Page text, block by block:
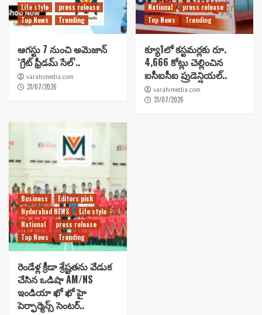
Life style
press release
Top News
Trending
ఆగస్టు 7 నుంచి అమెజాన్
‘గ్రేట్ ఫ్రీడమ్ సేల్’..
varahimedia.com
31/07/2026
National
press release
Top News
Trending
క్యూ1లో కస్టమర్లకు రూ.
4,666 కోట్లు చెల్లించిన
ఐసీఐసీఐ ప్రుడెన్షియల్..
varahimedia.com
31/07/2026
Business
Editors pick
Hyderabad NEWS
Life style
National
press release
Top News
Trending
రెండేళ్ల క్రీడా శ్రేష్టతను వేడుక
చేసిన ఒడిషా AM/NS
ఇండియా ఖో ఖో హై
పెర్ఫార్మెన్స్ సెంటర్..